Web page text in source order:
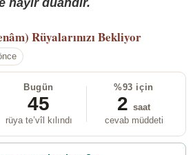
Rüyalarınızı Bekliyor
Bugün
45
rüya te’vîl kılındı
%93 için
2 saat
cevab müddeti